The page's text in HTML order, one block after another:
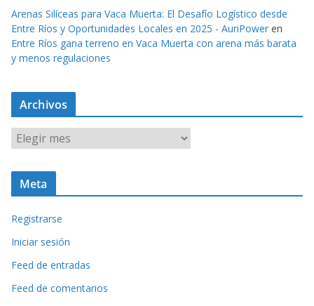
Arenas Silíceas para Vaca Muerta: El Desafío Logístico desde
Entre Ríos y Oportunidades Locales en 2025 - AuriPower en
Entre Ríos gana terreno en Vaca Muerta con arena más barata
y menos regulaciones
Archivos
c
v
o
s
Meta
Registrarse
Iniciar sesión
Feed de entradas
Feed de comentarios